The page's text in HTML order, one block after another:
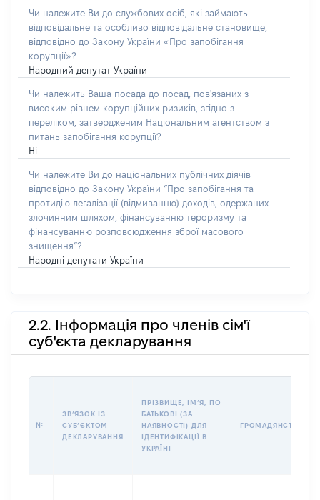
Чи належите Ви до службових осіб, які займають
відповідальне та особливо відповідальне становище,
відповідно до Закону України «Про запобігання
корупції»?
Народний депутат України
Чи належить Ваша посада до посад, пов'язаних з
високим рівнем корупційних ризиків, згідно з
переліком, затвердженим Національним агентством з
питань запобігання корупції?
Ні
Чи належите Ви до національних публічних діячів
відповідно до Закону України “Про запобігання та
протидію легалізації (відмиванню) доходів, одержаних
злочинним шляхом, фінансуванню тероризму та
фінансуванню розповсюдження зброї масового
знищення”?
Народні депутати України
2.2. Інформація про членів сім'ї
суб'єкта декларування
№
ЗВʼЯЗОК ІЗ
СУБʼЄКТОМ
ДЕКЛАРУВАННЯ
ПРІЗВИЩЕ, ІМʼЯ, ПО
БАТЬКОВІ (ЗА
НАЯВНОСТІ) ДЛЯ
ІДЕНТИФІКАЦІЇ В
УКРАЇНІ
ГРОМАДЯНСТВО